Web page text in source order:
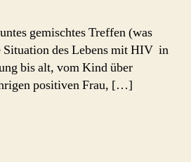
gemischtes Treffen (was
Situation des Lebens mit HIV in
bis alt, vom Kind über
positiven Frau, […]